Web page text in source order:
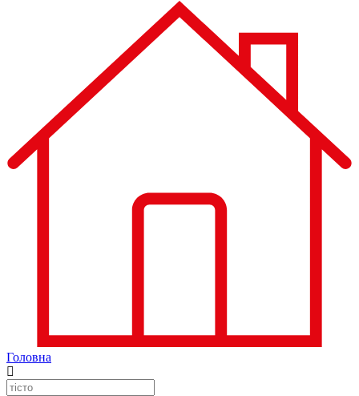
Головна